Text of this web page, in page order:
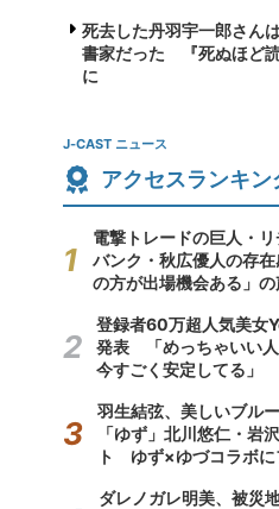
死去した丹羽宇一郎さん
書家だった 『死ぬほど
に
J-CAST ニュース
アクセスランキン
電撃トレードの巨人・
バンク・秋広優人の存
の方が出場機会ある」
登録者60万超人気美女
発表 「めっちゃいい
今すごく安定してる」
羽生結弦、美しいブル
「ゆず」北川悠仁・岩
ト ゆず×ゆづコラボに
ダレノガレ明美、被災